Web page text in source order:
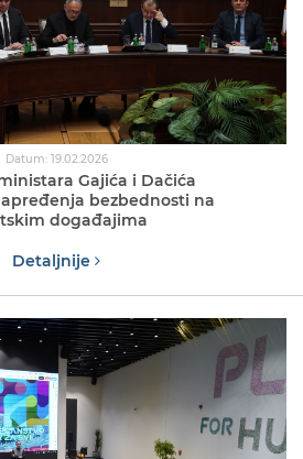
Datum: 19.02.2026
Gajića i Dačića
bezbednosti na
događajima
Detaljnije